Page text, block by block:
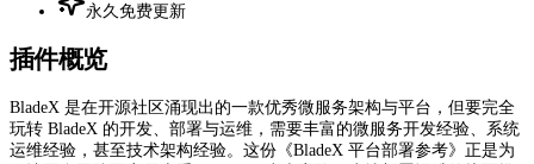
永久免费更新
插件概览
BladeX 是在开源社区涌现出的一款优秀微服务架构与平台，但要完全
玩转 BladeX 的开发、部署与运维，需要丰富的微服务开发经验、系统
运维经验，甚至技术架构经验。这份《BladeX 平台部署参考》正是为